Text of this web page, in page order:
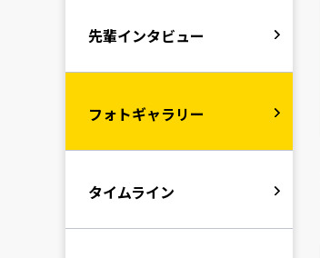
先輩インタビュー
フォトギャラリー
タイムライン